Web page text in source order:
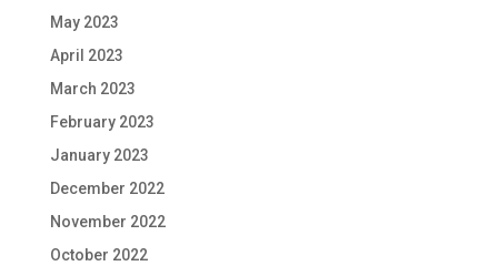
May 2023
April 2023
March 2023
February 2023
January 2023
December 2022
November 2022
October 2022